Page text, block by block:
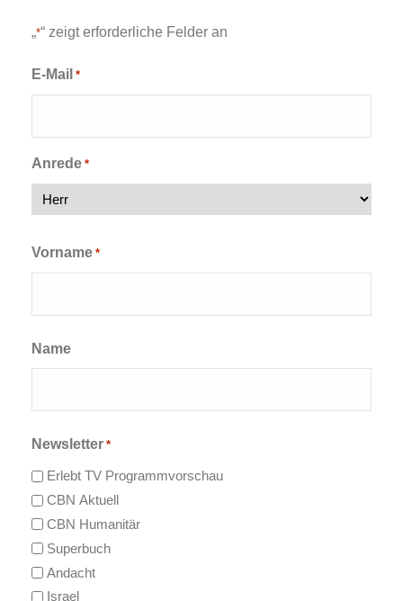
„*“ zeigt erforderliche Felder an
E-Mail *
Anrede *
Vorname *
Name
Newsletter *
Erlebt TV Programmvorschau
CBN Aktuell
CBN Humanitär
Superbuch
Andacht
Israel